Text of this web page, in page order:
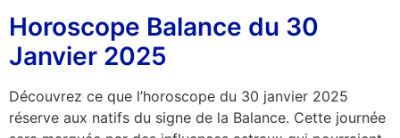
Horoscope Balance du 30
Janvier 2025
Découvrez ce que l’horoscope du 30 janvier 2025
réserve aux natifs du signe de la Balance. Cette journée